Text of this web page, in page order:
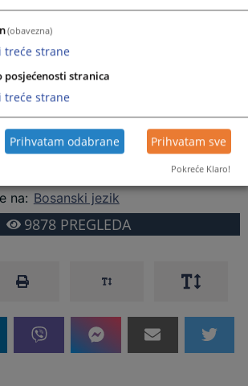
Zenici izabran je 1.7.1992. godine, a za suca
4.6.1997. godine.
u Zenici je od 18.1.2006. godine obavljao
kaznenog odjeljenja suda.
godine u Puhovcu.
na: Bosanski jezik
9878PREGLEDA
(obavezna)
treće strane
stranica
treće strane
Prihvatam odabrane Prihvatam sve
Pokreće Klaro!